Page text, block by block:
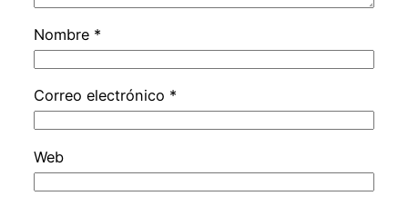
Nombre *
Correo electrónico *
Web